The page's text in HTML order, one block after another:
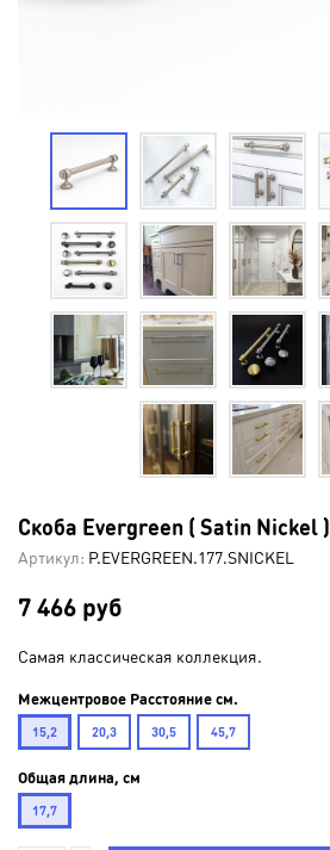
Скоба Evergreen ( Satin Nickel )
Артикул: P.EVERGREEN.177.SNICKEL
7 466 руб
Самая классическая коллекция.
Межцентровое Расстояние см.
15,2 20,3 30,5 45,7
Общая длина, см
17,7